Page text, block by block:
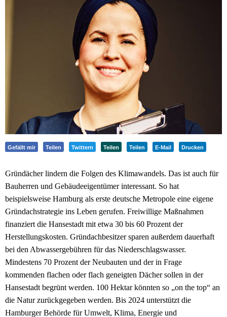
Gefällt mir Teilen Twittern Teilen Teilen E-Mail Drucken
Gründächer lindern die Folgen des Klimawandels. Das ist auch für
Bauherren und Gebäudeeigentümer interessant. So hat
beispielsweise Hamburg als erste deutsche Metropole eine eigene
Gründachstrategie ins Leben gerufen. Freiwillige Maßnahmen
finanziert die Hansestadt mit etwa 30 bis 60 Prozent der
Herstellungskosten. Gründachbesitzer sparen außerdem dauerhaft
bei den Abwassergebühren für das Niederschlagswasser.
Mindestens 70 Prozent der Neubauten und der in Frage
kommenden flachen oder flach geneigten Dächer sollen in der
Hansestadt begrünt werden. 100 Hektar könnten so „on the top“ an
die Natur zurückgegeben werden. Bis 2024 unterstützt die
Hamburger Behörde für Umwelt, Klima, Energie und